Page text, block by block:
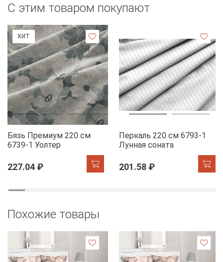
С этим товаром покупают
ХИТ
Бязь Премиум 220 см
6739-1 Уолтер
227.04 ₽
Перкаль 220 см 6793-1
Лунная соната
201.58 ₽
Похожие товары